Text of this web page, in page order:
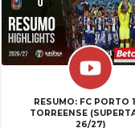
RESUMO: FC PORTO
TORREENSE
26/27)